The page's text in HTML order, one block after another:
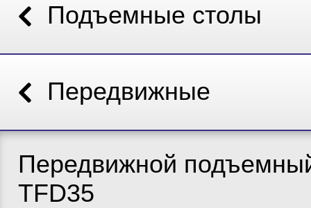
Подъемные столы
Передвижные
Передвижной
TFD35